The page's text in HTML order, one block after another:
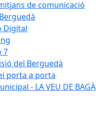
de comunicació
Digital
7
del Berguedà
porta a porta
- LA VEU DE BAGÀ